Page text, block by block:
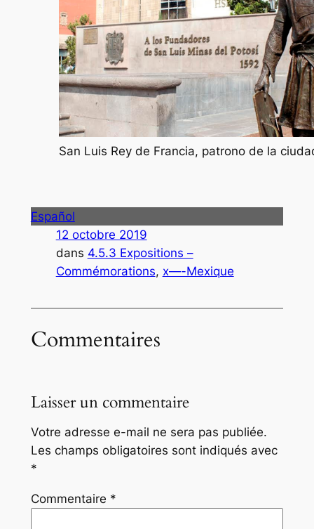
San Luis Rey de Francia, patrono de la
Español
12 octobre 2019
dans 4.5.3 Expositions –
Commémorations, x—-Mexique
Commentaires
Laisser un commentaire
Votre adresse e-mail ne sera pas publiée.
Les champs obligatoires sont indiqués avec
*
Commentaire *